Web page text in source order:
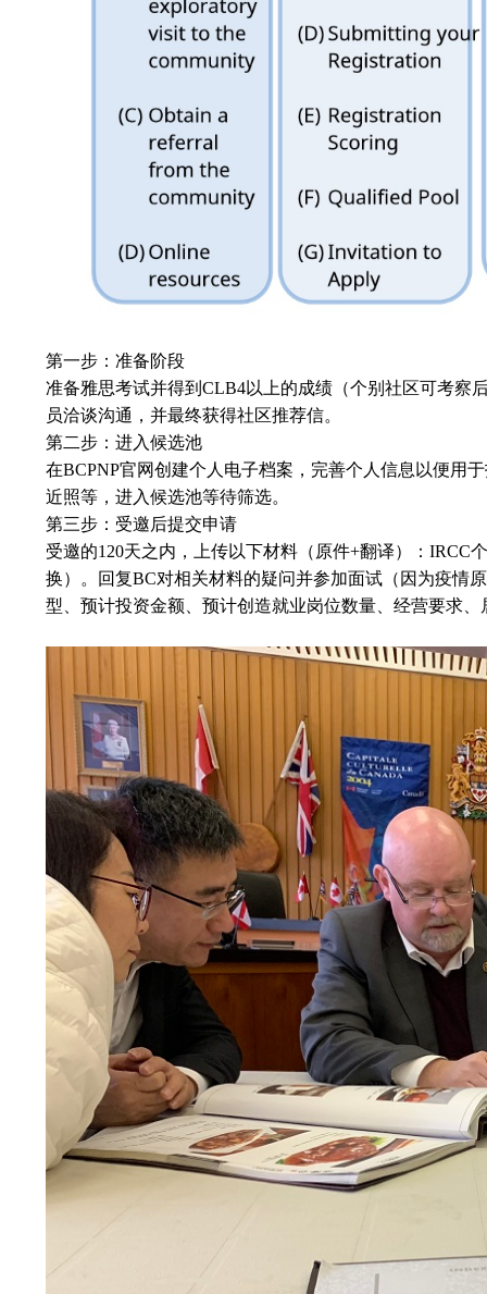
第一步：准备阶段
准备雅思考试并得到CLB4以上的成绩（个别社区可考察
员洽谈沟通，并最终获得社区推荐信。
第二步：进入候选池
在BCPNP官网创建个人电子档案，完善个人信息以便用
近照等，进入候选池等待筛选。
第三步：受邀后提交申请
受邀的120天之内，上传以下材料（原件+翻译）：IRCC
换）。回复BC对相关材料的疑问并参加面试（因为疫情
型、预计投资金额、预计创造就业岗位数量、经营要求